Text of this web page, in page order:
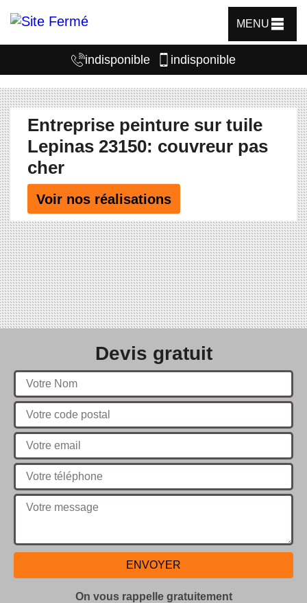
MENU
indisponible indisponible
Entreprise peinture sur tuile
Lepinas 23150: couvreur pas
cher
Voir nos réalisations
Devis gratuit
On vous rappelle gratuitement